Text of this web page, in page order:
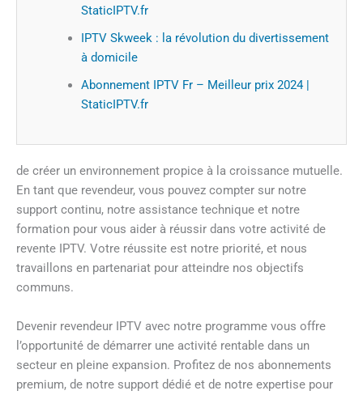
StaticIPTV.fr
IPTV Skweek : la révolution du divertissement
à domicile
Abonnement IPTV Fr – Meilleur prix 2024 |
StaticIPTV.fr
de créer un environnement propice à la croissance mutuelle.
En tant que revendeur, vous pouvez compter sur notre
support continu, notre assistance technique et notre
formation pour vous aider à réussir dans votre activité de
revente IPTV. Votre réussite est notre priorité, et nous
travaillons en partenariat pour atteindre nos objectifs
communs.
Devenir revendeur IPTV avec notre programme vous offre
l’opportunité de démarrer une activité rentable dans un
secteur en pleine expansion. Profitez de nos abonnements
premium, de notre support dédié et de notre expertise pour